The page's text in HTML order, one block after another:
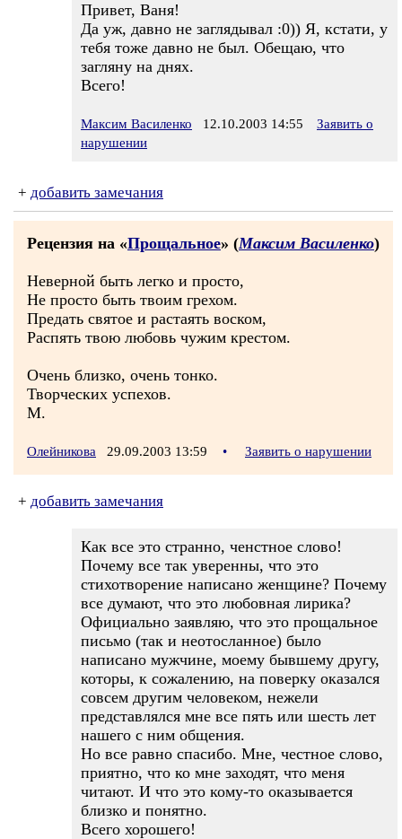
Привет, Ваня!
Да уж, давно не заглядывал :0)) Я, кстати, у
тебя тоже давно не был. Обещаю, что
загляну на днях.
Всего!
Максим Василенко 12.10.2003 14:55
Заявить о
нарушении
+ добавить замечания
Рецензия на «Прощальное» (Максим Василенко)
Неверной быть легко и просто,
Не просто быть твоим грехом.
Предать святое и растаять воском,
Распять твою любовь чужим крестом.
Очень близко, очень тонко.
Творческих успехов.
М.
Олейникова 29.09.2003 13:59 • Заявить о нарушении
+ добавить замечания
Как все это странно, ченстное слово!
Почему все так уверенны, что это
стихотворение написано женщине? Почему
все думают, что это любовная лирика?
Официально заявляю, что это прощальное
письмо (так и неотосланное) было
написано мужчине, моему бывшему другу,
которы, к сожалению, на поверку оказался
совсем другим человеком, нежели
представлялся мне все пять или шесть лет
нашего с ним общения.
Но все равно спасибо. Мне, честное слово,
приятно, что ко мне заходят, что меня
читают. И что это кому-то оказывается
близко и понятно.
Всего хорошего!